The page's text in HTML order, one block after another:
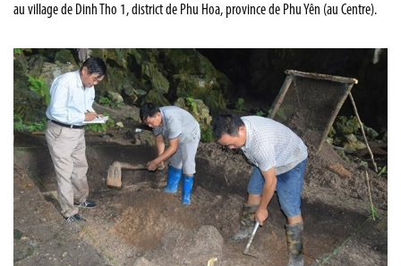
au village de Dinh Tho 1, district de Phu Hoa, province de Phu Yên (au Centre).